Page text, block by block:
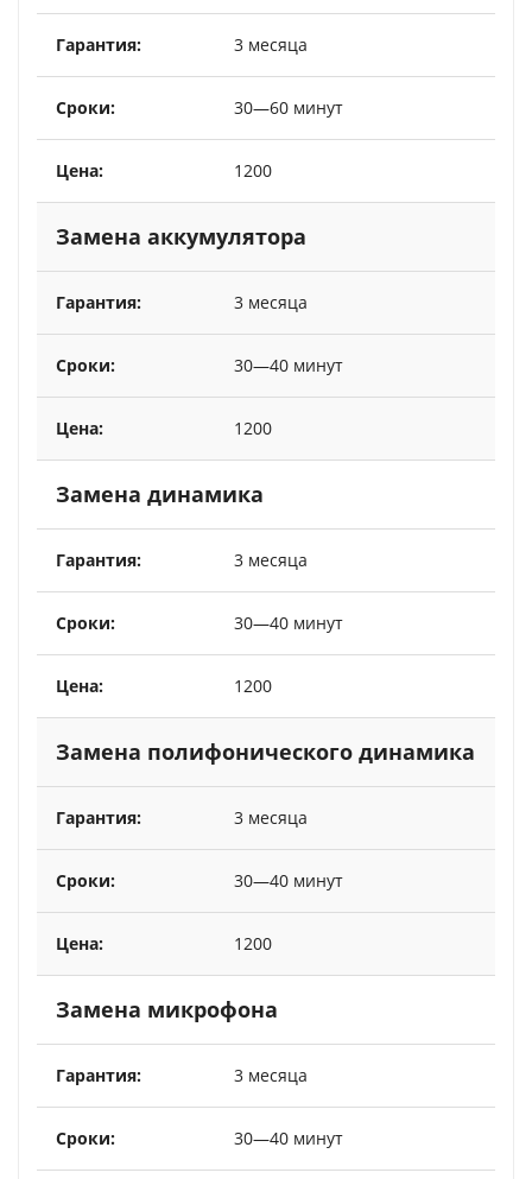
3 месяца
30—60 минут
1200
Замена аккумулятора
3 месяца
30—40 минут
1200
Замена динамика
3 месяца
30—40 минут
1200
Замена полифонического динамика
3 месяца
30—40 минут
1200
Замена микрофона
3 месяца
30—40 минут